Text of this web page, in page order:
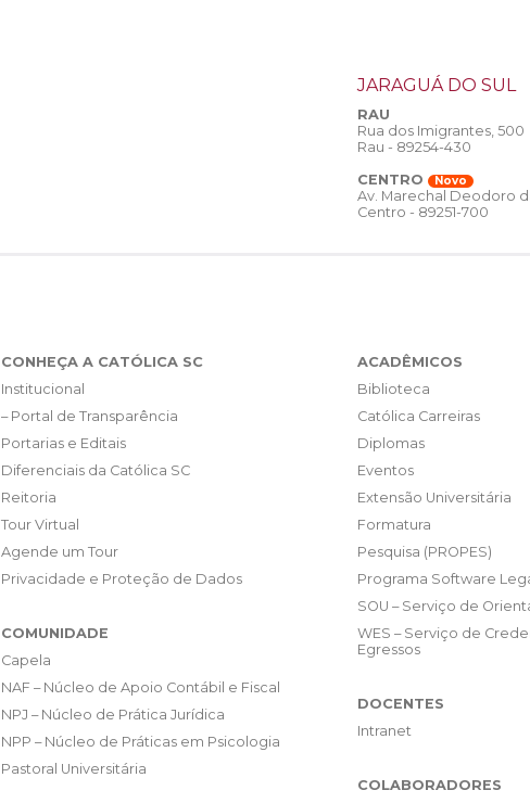
JARAGUÁ DO SUL
RAU
Rua dos Imigrantes, 500
Rau - 89254-430
CENTRO
Novo
Av. Marechal Deodoro
Centro - 89251-700
CONHEÇA A CATÓLICA SC
Institucional
– Portal de Transparência
Portarias e Editais
Diferenciais da Católica SC
Reitoria
Tour Virtual
Agende um Tour
Privacidade e Proteção de Dados
COMUNIDADE
Capela
NAF – Núcleo de Apoio Contábil e Fiscal
NPJ – Núcleo de Prática Jurídica
NPP – Núcleo de Práticas em Psicologia
Pastoral Universitária
ACADÊMICOS
Biblioteca
Católica Carreiras
Diplomas
Eventos
Extensão Universitária
Formatura
Pesquisa (PROPES)
Programa Software
SOU – Serviço de
WES – Serviço de
Egressos
DOCENTES
Intranet
COLABORADORES